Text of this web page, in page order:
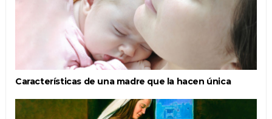
Características de una madre que la hacen única